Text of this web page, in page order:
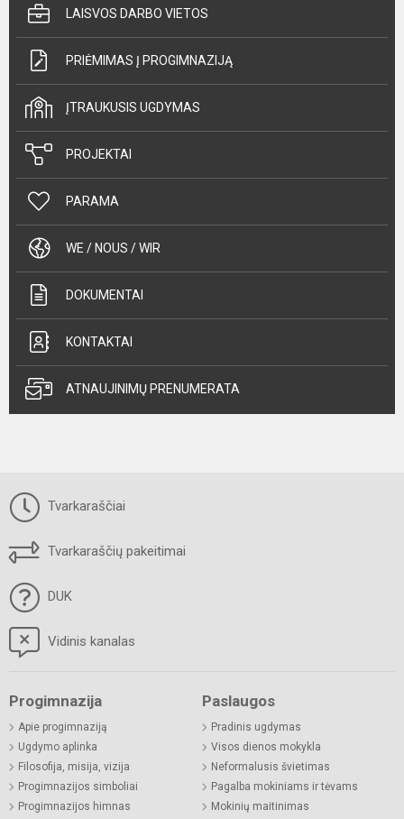
LAISVOS DARBO VIETOS
PRIĖMIMAS Į PROGIMNAZIJĄ
ĮTRAUKUSIS UGDYMAS
PROJEKTAI
PARAMA
WE / NOUS / WIR
DOKUMENTAI
KONTAKTAI
ATNAUJINIMŲ PRENUMERATA
Tvarkaraščiai
Tvarkaraščių pakeitimai
DUK
Vidinis kanalas
Progimnazija
Apie progimnaziją
Ugdymo aplinka
Filosofija, misija, vizija
Progimnazijos simboliai
Progimnazijos himnas
Paslaugos
Pradinis ugdymas
Visos dienos mokykla
Neformalusis švietimas
Pagalba mokiniams ir tėvams
Mokinių maitinimas